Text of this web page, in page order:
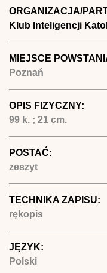
ORGANIZACJA/
Klub Inteligencji
MIEJSCE
Poznań
OPIS FIZYCZNY:
99 k. ; 21 cm.
POSTAĆ:
zeszyt
TECHNIKA ZAPISU:
rękopis
JĘZYK:
Polski